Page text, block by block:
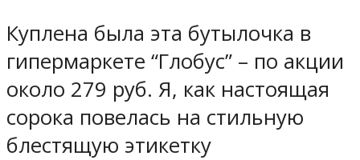
Куплена была эта бутылочка в
гипермаркете “Глобус” – по акции
около 279 руб. Я, как настоящая
сорока повелась на стильную
блестящую этикетку